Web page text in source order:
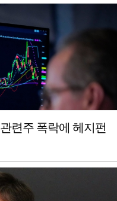
련주 폭락에 헤지펀